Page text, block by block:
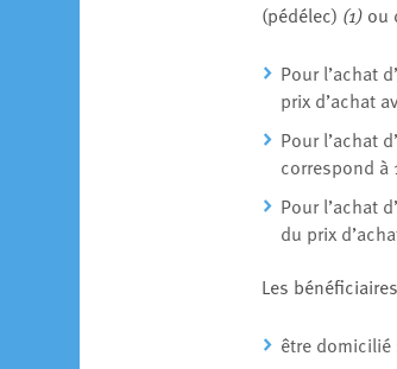
(pédélec) (1) ou
Pour l’achat
prix d’achat
Pour l’achat
correspond à
Pour l’achat
du prix
Les
être domicilié